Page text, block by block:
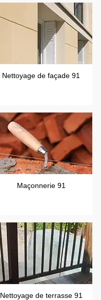
Nettoyage de façade 91
Maçonnerie 91
Nettoyage de terrasse 91